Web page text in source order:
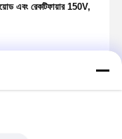
এবং রেকটিফায়ার 150V,